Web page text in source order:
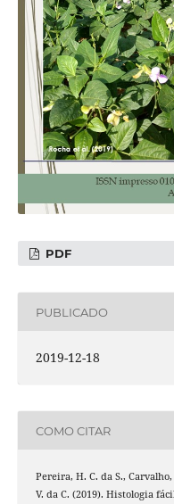
PDF
PUBLICADO
2019-12-18
COMO CITAR
Pereira, H. C. da S.,
V. da C. (2019). Histologia